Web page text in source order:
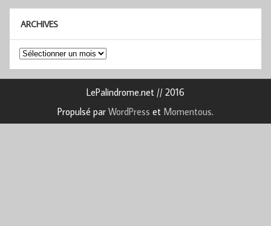
ARCHIVES
Archives
LePalindrome.net // 2016
Propulsé par WordPress et Momentous.